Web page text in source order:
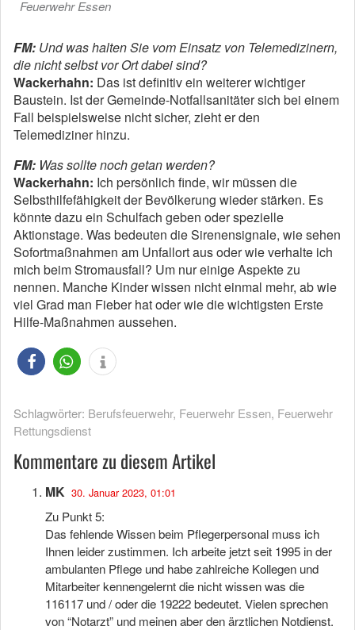
Feuerwehr Essen
FM: Und was halten Sie vom Einsatz von Telemedizinern,
die nicht selbst vor Ort dabei sind?
Wackerhahn: Das ist definitiv ein weiterer wichtiger
Baustein. Ist der Gemeinde-Notfallsanitäter sich bei einem
Fall beispielsweise nicht sicher, zieht er den
Telemediziner hinzu.
FM: Was sollte noch getan werden?
Wackerhahn: Ich persönlich finde, wir müssen die
Selbsthilfefähigkeit der Bevölkerung wieder stärken. Es
könnte dazu ein Schulfach geben oder spezielle
Aktionstage. Was bedeuten die Sirenensignale, wie sehen
Sofortmaßnahmen am Unfallort aus oder wie verhalte ich
mich beim Stromausfall? Um nur einige Aspekte zu
nennen. Manche Kinder wissen nicht einmal mehr, ab wie
viel Grad man Fieber hat oder wie die wichtigsten Erste
Hilfe-Maßnahmen aussehen.
Schlagwörter: Berufsfeuerwehr, Feuerwehr Essen, Feuerwehr
Rettungsdienst
Kommentare zu diesem Artikel
MK 30. Januar 2023, 01:01
Zu Punkt 5:
Das fehlende Wissen beim Pflegerpersonal muss ich
Ihnen leider zustimmen. Ich arbeite jetzt seit 1995 in der
ambulanten Pflege und habe zahlreiche Kollegen und
Mitarbeiter kennengelernt die nicht wissen was die
116117 und / oder die 19222 bedeutet. Vielen sprechen
von “Notarzt” und meinen aber den ärztlichen Notdienst.